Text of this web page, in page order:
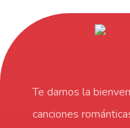
Te damos la
canciones